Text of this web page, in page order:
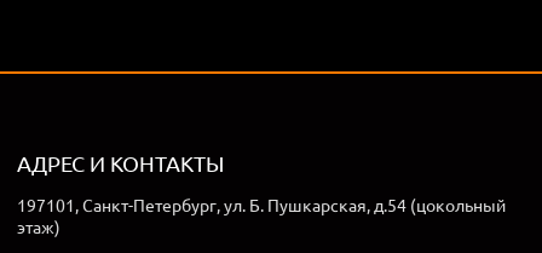
АДРЕС И КОНТАКТЫ
197101, Санкт-Петербург, ул. Б. Пушкарская, д.54 (цокольный
этаж)